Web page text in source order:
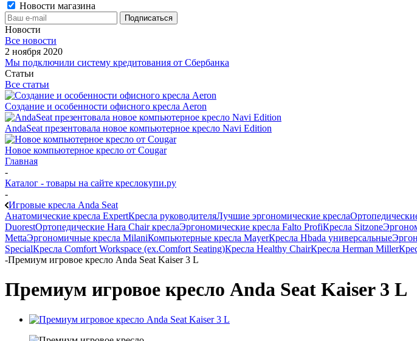
Новости магазина
Новости
Все новости
2 ноября 2020
Мы подключили систему кредитования от Сбербанка
Статьи
Все статьи
Создание и особенности офисного кресла Aeron
AndaSeat презентовала новое компьютерное кресло Navi Edition
Новое компьютерное кресло от Cougar
Главная
-
Каталог - товары на сайте креслокупи.ру
-
Игровые кресла Anda Seat
Анатомические кресла ExpertКресла руководителяЛучшие эргономические кресла
DuorestОртопедические Hara Chair креслаЭргономические кресла Falto ProfiКресла Sitzone
MettaЭргономичные кресла MilaniКомпьютерные кресла MayerКресла Hbada универсальные
SpecialКресла Comfort Workspace (ex.Comfort Seating)Кресла Healthy ChairКресла Herman Miller
-Премиум игровое кресло Anda Seat Kaiser 3 L
Премиум игровое кресло Anda Seat Kaiser 3 L